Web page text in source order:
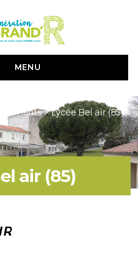
R
MENU
>Lycée Bel air (85)
air (85)